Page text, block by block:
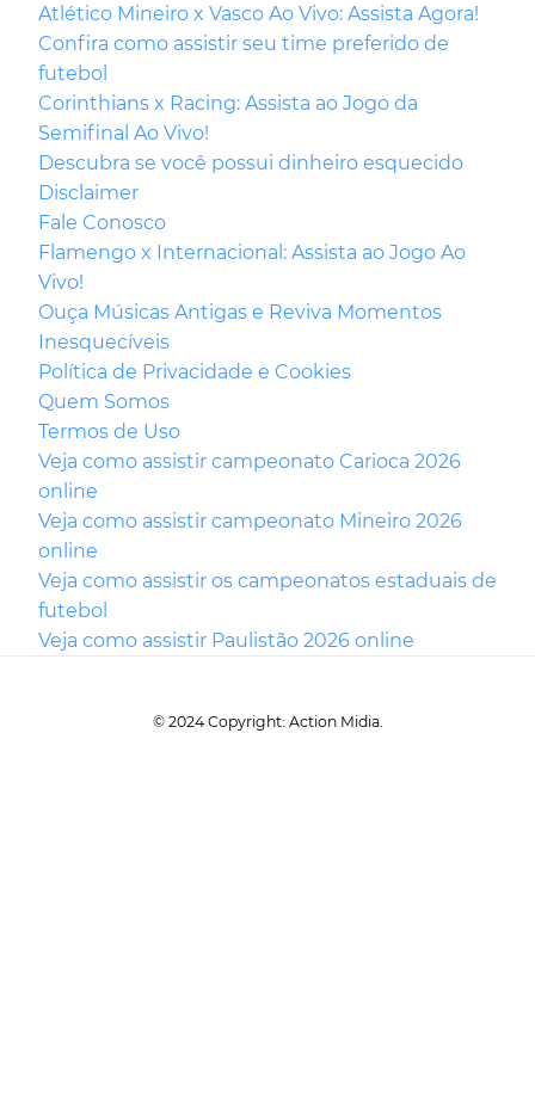
Atlético Mineiro x Vasco Ao Vivo: Assista Agora!
Confira como assistir seu time preferido de
futebol
Corinthians x Racing: Assista ao Jogo da
Semifinal Ao Vivo!
Descubra se você possui dinheiro esquecido
Disclaimer
Fale Conosco
Flamengo x Internacional: Assista ao Jogo Ao
Vivo!
Ouça Músicas Antigas e Reviva Momentos
Inesquecíveis
Política de Privacidade e Cookies
Quem Somos
Termos de Uso
Veja como assistir campeonato Carioca 2026
online
Veja como assistir campeonato Mineiro 2026
online
Veja como assistir os campeonatos estaduais de
futebol
Veja como assistir Paulistão 2026 online
© 2024 Copyright: Action Midia.